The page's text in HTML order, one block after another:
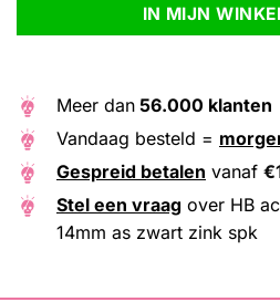
IN MIJN
Meer dan 56.000 klanten
Vandaag besteld =
Gespreid betalen vanaf €
Stel een vraag over HB
14mm as zwart zink spk